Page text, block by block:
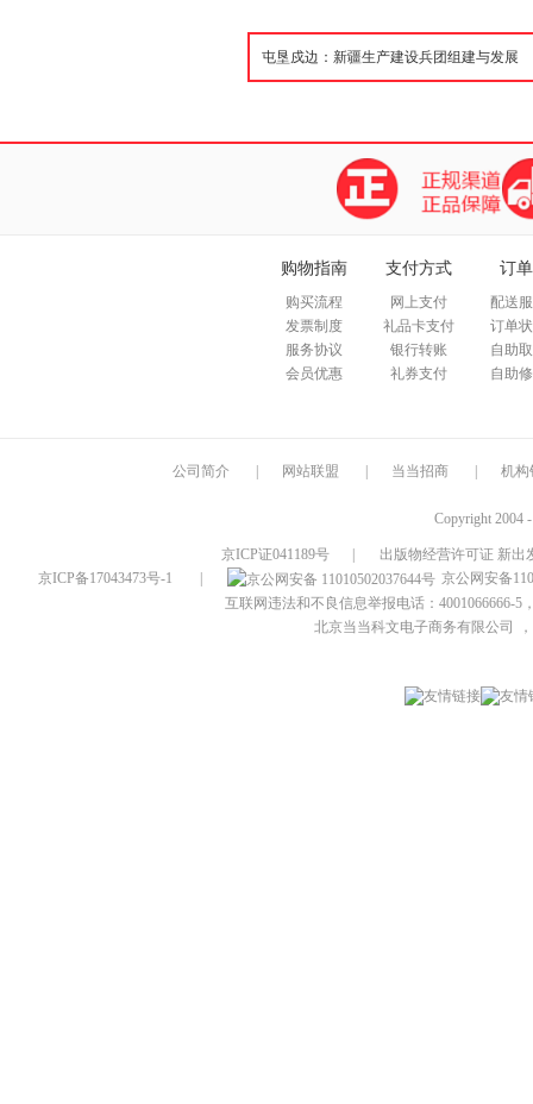
购物指南
购买流程
发票制度
服务协议
会员优惠
支付方式
网上支付
礼品卡支付
银行转账
礼券支付
订
配送
订单
自助
自助
公司简介 网站联盟 当当招商 机构
Copyright 2004
京ICP证041189号
出版物经营许可证 新出
京ICP备17043473号-1
京公网安备
互联网违法和不良信息举报电话：4001066666-5
北京当当科文电子商务有限公司